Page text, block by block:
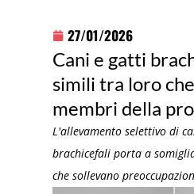
27/01/2026
Cani e gatti
simili tra loro
membri della
L'allevamento selettivo di
brachicefali porta a
che sollevano